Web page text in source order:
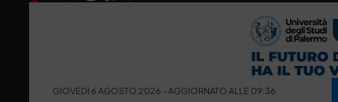
GIOVEDÌ 6 AGOSTO 2026 - AGGIORNATO ALLE 09:36